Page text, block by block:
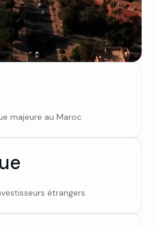
majeure au Maroc
étrangers